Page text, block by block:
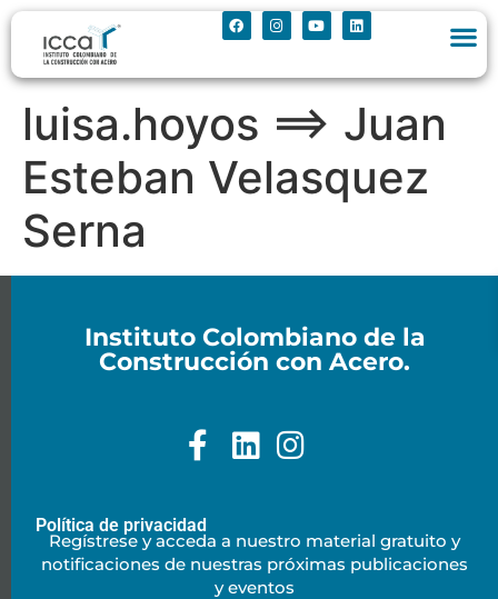
luisa.hoyos ==> Juan
Esteban Velasquez
Serna
Instituto Colombiano de la
Construcción con Acero.
Política de privacidad
Regístrese y acceda a nuestro material gratuito y
notificaciones de nuestras próximas publicaciones
y eventos